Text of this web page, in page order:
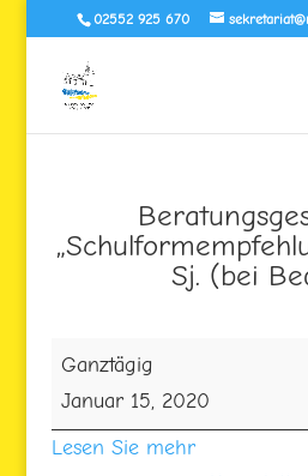
02552 925 670
Sj. (bei
Beratungsgespräche
„Schulformempfehlung“
für
das
Ganztägig
Januar 15, 2020
Lesen Sie mehr